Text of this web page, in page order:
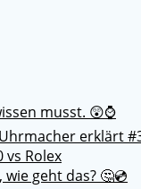
musst. 😲⌚
erklärt
vs Rolex
geht das? 🤔💿